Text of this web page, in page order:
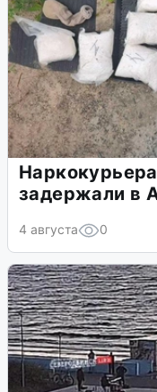
задержали в
4 августа 0